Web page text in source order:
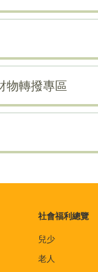
物轉撥專區
社會福利總覽
兒少
老人